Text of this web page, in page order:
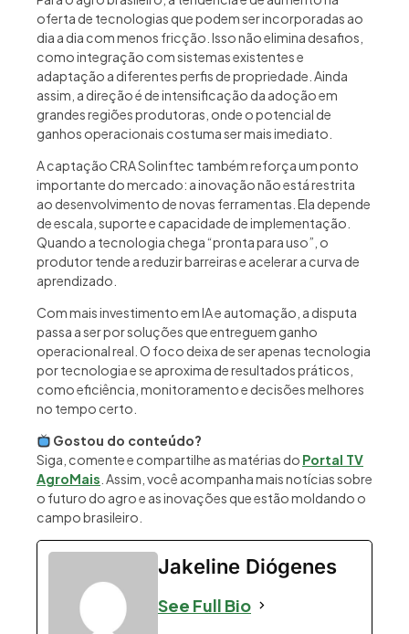
oferta de tecnologias que podem ser incorporadas ao
dia a dia com menos fricção. Isso não elimina desafios,
como integração com sistemas existentes e
adaptação a diferentes perfis de propriedade. Ainda
assim, a direção é de intensificação da adoção em
grandes regiões produtoras, onde o potencial de
ganhos operacionais costuma ser mais imediato.
A captação CRA Solinftec também reforça um ponto
importante do mercado: a inovação não está restrita
ao desenvolvimento de novas ferramentas. Ela depende
de escala, suporte e capacidade de implementação.
Quando a tecnologia chega “pronta para uso”, o
produtor tende a reduzir barreiras e acelerar a curva de
aprendizado.
Com mais investimento em IA e automação, a disputa
passa a ser por soluções que entreguem ganho
operacional real. O foco deixa de ser apenas tecnologia
por tecnologia e se aproxima de resultados práticos,
como eficiência, monitoramento e decisões melhores
no tempo certo.
Gostou do conteúdo?
Siga, comente e compartilhe as matérias do Portal TV
AgroMais . Assim, você acompanha mais notícias sobre
o futuro do agro e as inovações que estão moldando o
campo brasileiro.
Jakeline Diógenes
See Full Bio